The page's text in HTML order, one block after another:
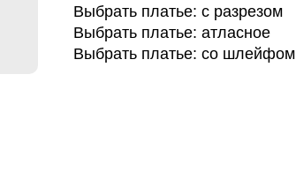
Выбрать платье: с разрезом
Выбрать платье: атласное
Выбрать платье: со шлейфом